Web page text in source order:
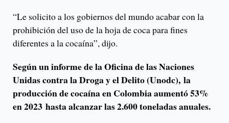
“Le solicito a los gobiernos del mundo acabar con la
prohibición del uso de la hoja de coca para fines
diferentes a la cocaína”, dijo.
Según un informe de la Oficina de las Naciones
Unidas contra la Droga y el Delito (Unodc), la
producción de cocaína en Colombia aumentó 53%
en 2023 hasta alcanzar las 2.600 toneladas anuales.